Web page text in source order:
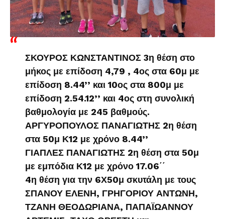
ΣΚΟΥΡΟΣ ΚΩΝΣΤΑΝΤΙΝΟΣ 3η θέση στο
μήκος με επίδοση 4,79 , 4ος στα 60μ με
επίδοση 8.44’’ και 10ος στα 800μ με
επίδοση 2.54.12’’ και 4ος στη συνολική
βαθμολογία με 245 βαθμούς.
ΑΡΓΥΡΟΠΟΥΛΟΣ ΠΑΝΑΓΙΩΤΗΣ 2η θέση
στα 50μ Κ12 με χρόνο 8.44’’
ΓΙΑΠΛΕΣ ΠΑΝΑΓΙΩΤΗΣ 2η θέση στα 50μ
με εμπόδια Κ12 με χρόνο 17.06΄΄
4η θέση για την 6Χ50μ σκυτάλη με τους
ΣΠΑΝΟΥ ΕΛΕΝΗ, ΓΡΗΓΟΡΙΟΥ ΑΝΤΩΝΗ,
ΤΖΑΝΗ ΘΕΟΔΩΡΙΑΝΑ, ΠΑΠΑΪΩΑΝΝΟΥ